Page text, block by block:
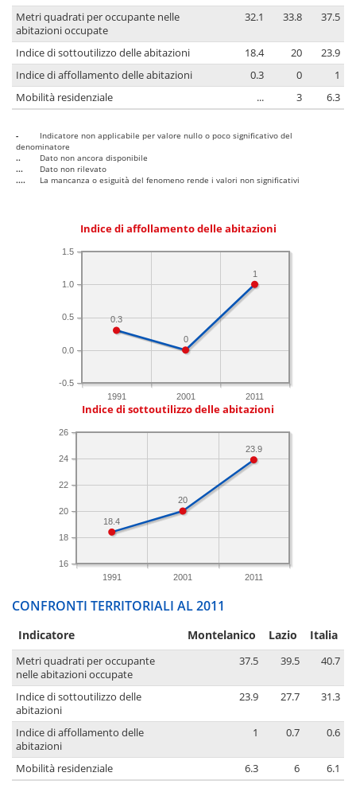
Metri quadrati per occupante nelle
abitazioni occupate
32.1 33.8 37.5
Indice di sottoutilizzo delle abitazioni 18.4 20
23.9
Indice di affollamento delle abitazioni
0.3 0
1
Mobilità residenziale
... 3 6.3
-
Indicatore non applicabile per valore nullo o poco significativo del
denominatore
..
Dato non ancora disponibile
...
Dato non rilevato
....
La mancanza o esiguità del fenomeno rende i valori non significativi
Indice di affollamento delle abitazioni
1991 2001 2011
-0.5
0.0
0.5
1.0
1.5
1
0
0.3
Indice di sottoutilizzo delle abitazioni
1991 2001 2011
16
18
20
22
24
26
23.9
20
18.4
CONFRONTI TERRITORIALI AL 2011
Indicatore Montelanico Lazio Italia
Metri quadrati per occupante
nelle abitazioni occupate
37.5 39.5 40.7
Indice di sottoutilizzo delle
abitazioni
23.9 27.7 31.3
Indice di affollamento delle
abitazioni
1 0.7 0.6
Mobilità residenziale 6.3 6 6.1